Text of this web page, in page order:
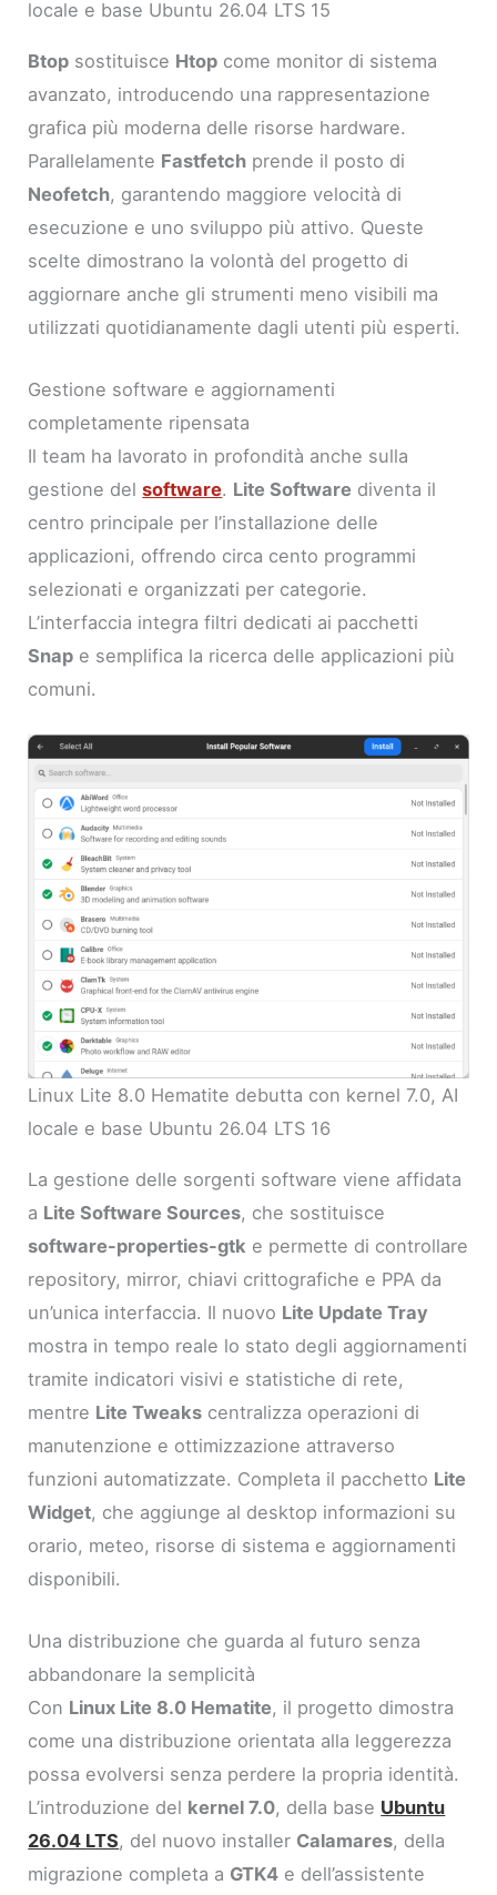
locale e base Ubuntu 26.04 LTS 15
Btop sostituisce Htop come monitor di sistema
avanzato, introducendo una rappresentazione
grafica più moderna delle risorse hardware.
Parallelamente Fastfetch prende il posto di
Neofetch, garantendo maggiore velocità di
esecuzione e uno sviluppo più attivo. Queste
scelte dimostrano la volontà del progetto di
aggiornare anche gli strumenti meno visibili ma
utilizzati quotidianamente dagli utenti più esperti.
Gestione software e aggiornamenti
completamente ripensata
Il team ha lavorato in profondità anche sulla
gestione delsoftware. Lite Software diventa il
centro principale per l’installazione delle
applicazioni, offrendo circa cento programmi
selezionati e organizzati per categorie.
L’interfaccia integra filtri dedicati ai pacchetti
Snap e semplifica la ricerca delle applicazioni più
comuni.
Linux Lite 8.0 Hematite debutta con kernel 7.0, AI
locale e base Ubuntu 26.04 LTS 16
La gestione delle sorgenti software viene affidata
a Lite Software Sources, che sostituisce
software-properties-gtk e permette di controllare
repository, mirror, chiavi crittografiche e PPA da
un’unica interfaccia. Il nuovo Lite Update Tray
mostra in tempo reale lo stato degli aggiornamenti
tramite indicatori visivi e statistiche di rete,
mentre Lite Tweaks centralizza operazioni di
manutenzione e ottimizzazione attraverso
funzioni automatizzate. Completa il pacchetto Lite
Widget, che aggiunge al desktop informazioni su
orario, meteo, risorse di sistema e aggiornamenti
disponibili.
Una distribuzione che guarda al futuro senza
abbandonare la semplicità
Con Linux Lite 8.0 Hematite, il progetto dimostra
come una distribuzione orientata alla leggerezza
possa evolversi senza perdere la propria identità.
L’introduzione del kernel 7.0, della base Ubuntu
26.04 LTS, del nuovo installer Calamares, della
migrazione completa a GTK4 e dell’assistente